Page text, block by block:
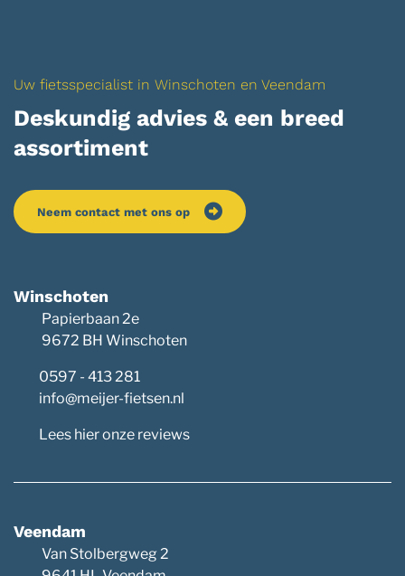
Uw fietsspecialist in Winschoten en Veendam
Deskundig advies & een breed
assortiment
Neem contact met ons op
Winschoten
Papierbaan 2e
9672 BH Winschoten
0597 - 413 281
info@meijer-fietsen.nl
Lees hier onze reviews
Veendam
Van Stolbergweg 2